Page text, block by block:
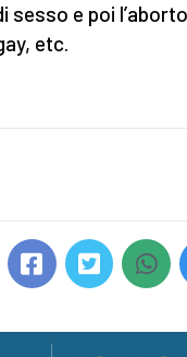
sesso e poi
etc.